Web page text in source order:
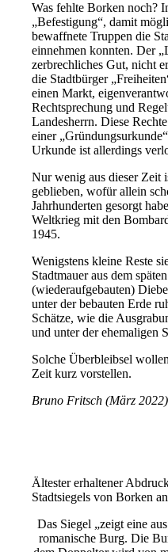
Was fehlte Borken noch?
„Befestigung“, damit
bewaffnete Truppen die
einnehmen konnten. Der
zerbrechliches Gut, nicht
die Stadtbürger
einen Markt,
Rechtsprechung und
Landesherrn. Diese
einer
Urkunde ist allerdings
Nur wenig aus dieser Zeit
geblieben, wofür allein
Jahrhunderten gesorgt
Weltkrieg mit den
1945.
Wenigstens kleine Reste
Stadtmauer aus dem
(wiederaufgebauten)
unter der bebauten Erde
Schätze, wie die
und unter der ehemaligen
Solche Überbleibsel
Zeit kurz vorstellen.
Bruno Fritsch (März 2022)
Ältester erhaltener
Stadtsiegels von Borken
Das Siegel „zeigt eine
romanische Burg. Die